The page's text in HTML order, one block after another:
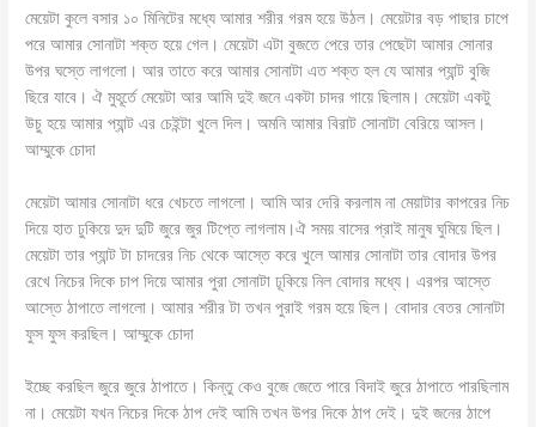
মেয়েটা কুলে বসার ১০ মিনিটের মধ্যে আমার শরীর গরম হয়ে উঠল। মেয়েটার বড় পাছার চাপে
পরে আমার সোনাটা শক্ত হয়ে গেল। মেয়েটা এটা বুজতে পেরে তার পেছেটা আমার সোনার
উপর ঘস্তে লাগলো। আর তাতে করে আমার সোনাটা এত শক্ত হল যে আমার প্যান্ট বুজি
ছিরে যাবে। ঐ মুহূর্তে মেয়েটা আর আমি দুই জনে একটা চাদর গায়ে ছিলাম। মেয়েটা একটু
উচু হয়ে আমার প্যান্ট এর চেইন্টা খুলে দিল। অমনি আমার বিরাট সোনাটা বেরিয়ে আসল।
আম্মুকে চোদা
মেয়েটা আমার সোনাটা ধরে খেচতে লাগলো। আমি আর দেরি করলাম না মেয়াটার কাপরের নিচ
দিয়ে হাত ঢুকিয়ে দুদ দুটি জুরে জুর টিপ্তে লাগলাম।ঐ সময় বাসের প্রাই মানুষ ঘুমিয়ে ছিল।
মেয়েটা তার প্যান্ট টা চাদরের নিচ থেকে আস্তে করে খুলে আমার সোনাটা তার বোদার উপর
রেখে নিচের দিকে চাপ দিয়ে আমার পুরা সোনাটা ঢূকিয়ে নিল বোদার মধ্যে। এরপর আস্তে
আস্তে ঠাপাতে লাগলো। আমার শরীর টা তখন পুরাই গরম হয়ে ছিল। বোদার বেতর সোনাটা
ফুস ফুস করছিল। আম্মুকে চোদা
ইচ্ছে করছিল জুরে জুরে ঠাপাতে। কিন্তু কেও বুজে জেতে পারে বিদাই জুরে ঠাপাতে পারছিলাম
না। মেয়েটা যখন নিচের দিকে ঠাপ দেই আমি তখন উপর দিকে ঠাপ দেই। দুই জনের ঠাপে